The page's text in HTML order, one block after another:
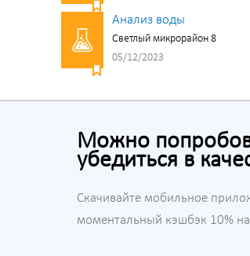
Анализ воды
Светлый микрорайон 8
05/12/2023
Можно
убедиться в
Скачивайте мобильное
моментальный кэшбэк 10%